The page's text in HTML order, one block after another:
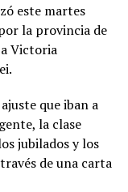
este martes
la provincia de
Victoria
que iban a
la clase
jubilados y los
de una carta